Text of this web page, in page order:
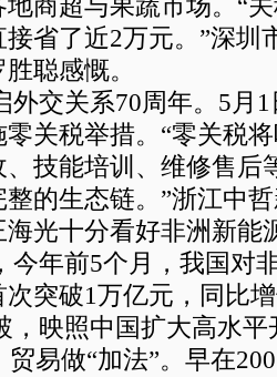
商超与果蔬市场。“
省了近2万元。”深圳
聪感慨。
外交关系70周年。5月
关税举措。“零关税
技能培训、维修售后
的生态链。”浙江中
光十分看好非洲新能
今年前5个月，我国对
突破1万亿元，同比
，映照中国扩大高水
贸易做“加法”。早在